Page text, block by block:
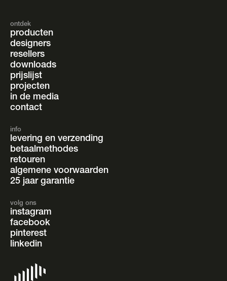
ontdek
producten
designers
resellers
downloads
prijslijst
projecten
in de media
contact
info
levering en verzending
betaalmethodes
retouren
algemene voorwaarden
25 jaar garantie
volg ons
instagram
facebook
pinterest
linkedin